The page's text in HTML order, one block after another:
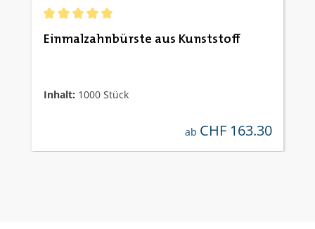
Einmalzahnbürste aus Kunststoff
Inhalt: 1000 Stück
regulärer preis:
ab CHF 163.30